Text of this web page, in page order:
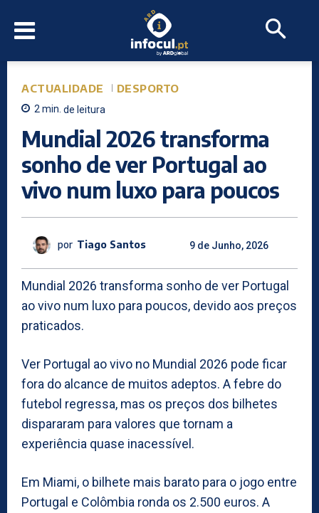
ACTUALIDADE DESPORTO
2min. de leitura
Mundial 2026 transforma
sonho de ver Portugal ao
vivo num luxo para poucos
por Tiago Santos 9 de Junho, 2026
Mundial 2026 transforma sonho de ver Portugal
ao vivo num luxo para poucos, devido aos preços
praticados.
Ver Portugal ao vivo no Mundial 2026 pode ficar
fora do alcance de muitos adeptos. A febre do
futebol regressa, mas os preços dos bilhetes
dispararam para valores que tornam a
experiência quase inacessível.
Em Miami, o bilhete mais barato para o jogo entre
Portugal e Colômbia ronda os 2.500 euros. A